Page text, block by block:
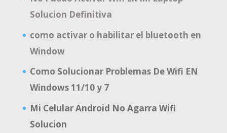
Solucion Definitiva
como activar o habilitar el bluetooth en
Window
Como Solucionar Problemas De Wifi EN
Windows 11/10 y 7
Mi Celular Android No Agarra Wifi
Solucion